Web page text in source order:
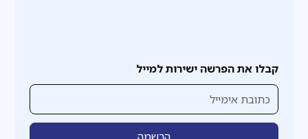
קבלו את הפרשה ישירות למייל